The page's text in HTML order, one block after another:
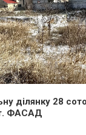
ділянку 28
ФАСАД